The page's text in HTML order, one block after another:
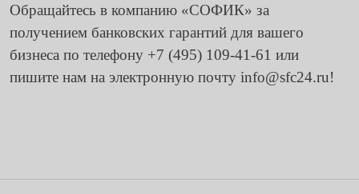
Обращайтесь в компанию «СОФИК» за
получением банковских гарантий для вашего
бизнеса по телефону +7 (495) 109-41-61 или
пишите нам на электронную почту info@sfc24.ru!